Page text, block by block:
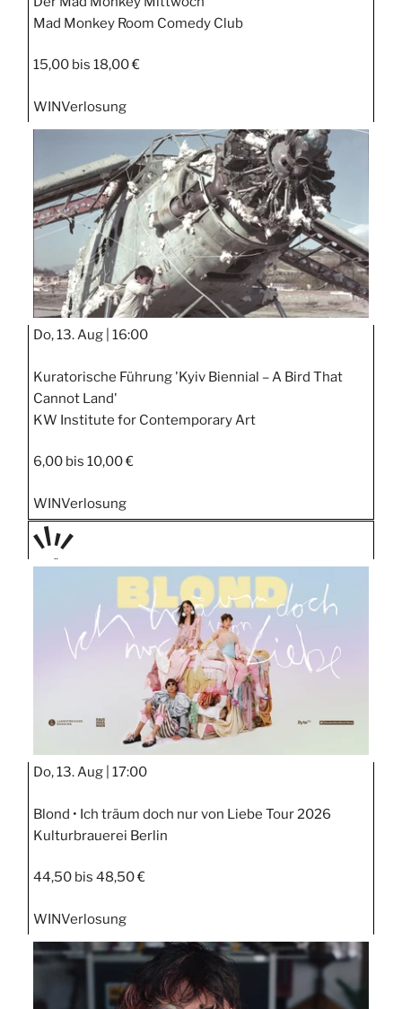
Mad Monkey Room Comedy Club
15,00 bis 18,00 €
WINVerlosung
Do, 13. Aug | 16:00
Kuratorische Führung 'Kyiv Biennial – A Bird That
Cannot Land'
KW Institute for Contemporary Art
6,00 bis 10,00 €
WINVerlosung
PRÄS
Do, 13. Aug | 17:00
Blond • Ich träum doch nur von Liebe Tour 2026
Kulturbrauerei Berlin
44,50 bis 48,50 €
WINVerlosung